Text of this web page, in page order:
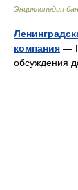
Энциклопедия
компания —
обсуждения